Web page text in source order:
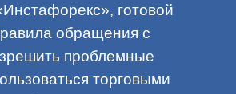
готовой
обращения с
проблемные
торговыми